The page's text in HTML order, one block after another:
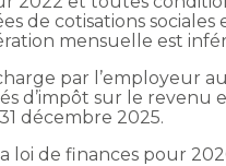
de cotisations
mensuelle est
par l’employeur
d’impôt sur le revenu
décembre 2025.
loi de finances pour